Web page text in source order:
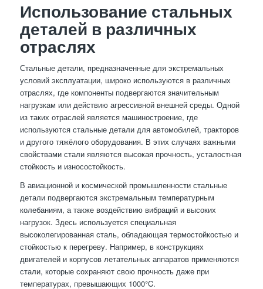
Использование стальных
деталей в различных
отраслях
Стальные детали, предназначенные для экстремальных
условий эксплуатации, широко используются в различных
отраслях, где компоненты подвергаются значительным
нагрузкам или действию агрессивной внешней среды. Одной
из таких отраслей является машиностроение, где
используются стальные детали для автомобилей, тракторов
и другого тяжёлого оборудования. В этих случаях важными
свойствами стали являются высокая прочность, усталостная
стойкость и износостойкость.
В авиационной и космической промышленности стальные
детали подвергаются экстремальным температурным
колебаниям, а также воздействию вибраций и высоких
нагрузок. Здесь используется специальная
высоколегированная сталь, обладающая термостойкостью и
стойкостью к перегреву. Например, в конструкциях
двигателей и корпусов летательных аппаратов применяются
стали, которые сохраняют свою прочность даже при
температурах, превышающих 1000°C.